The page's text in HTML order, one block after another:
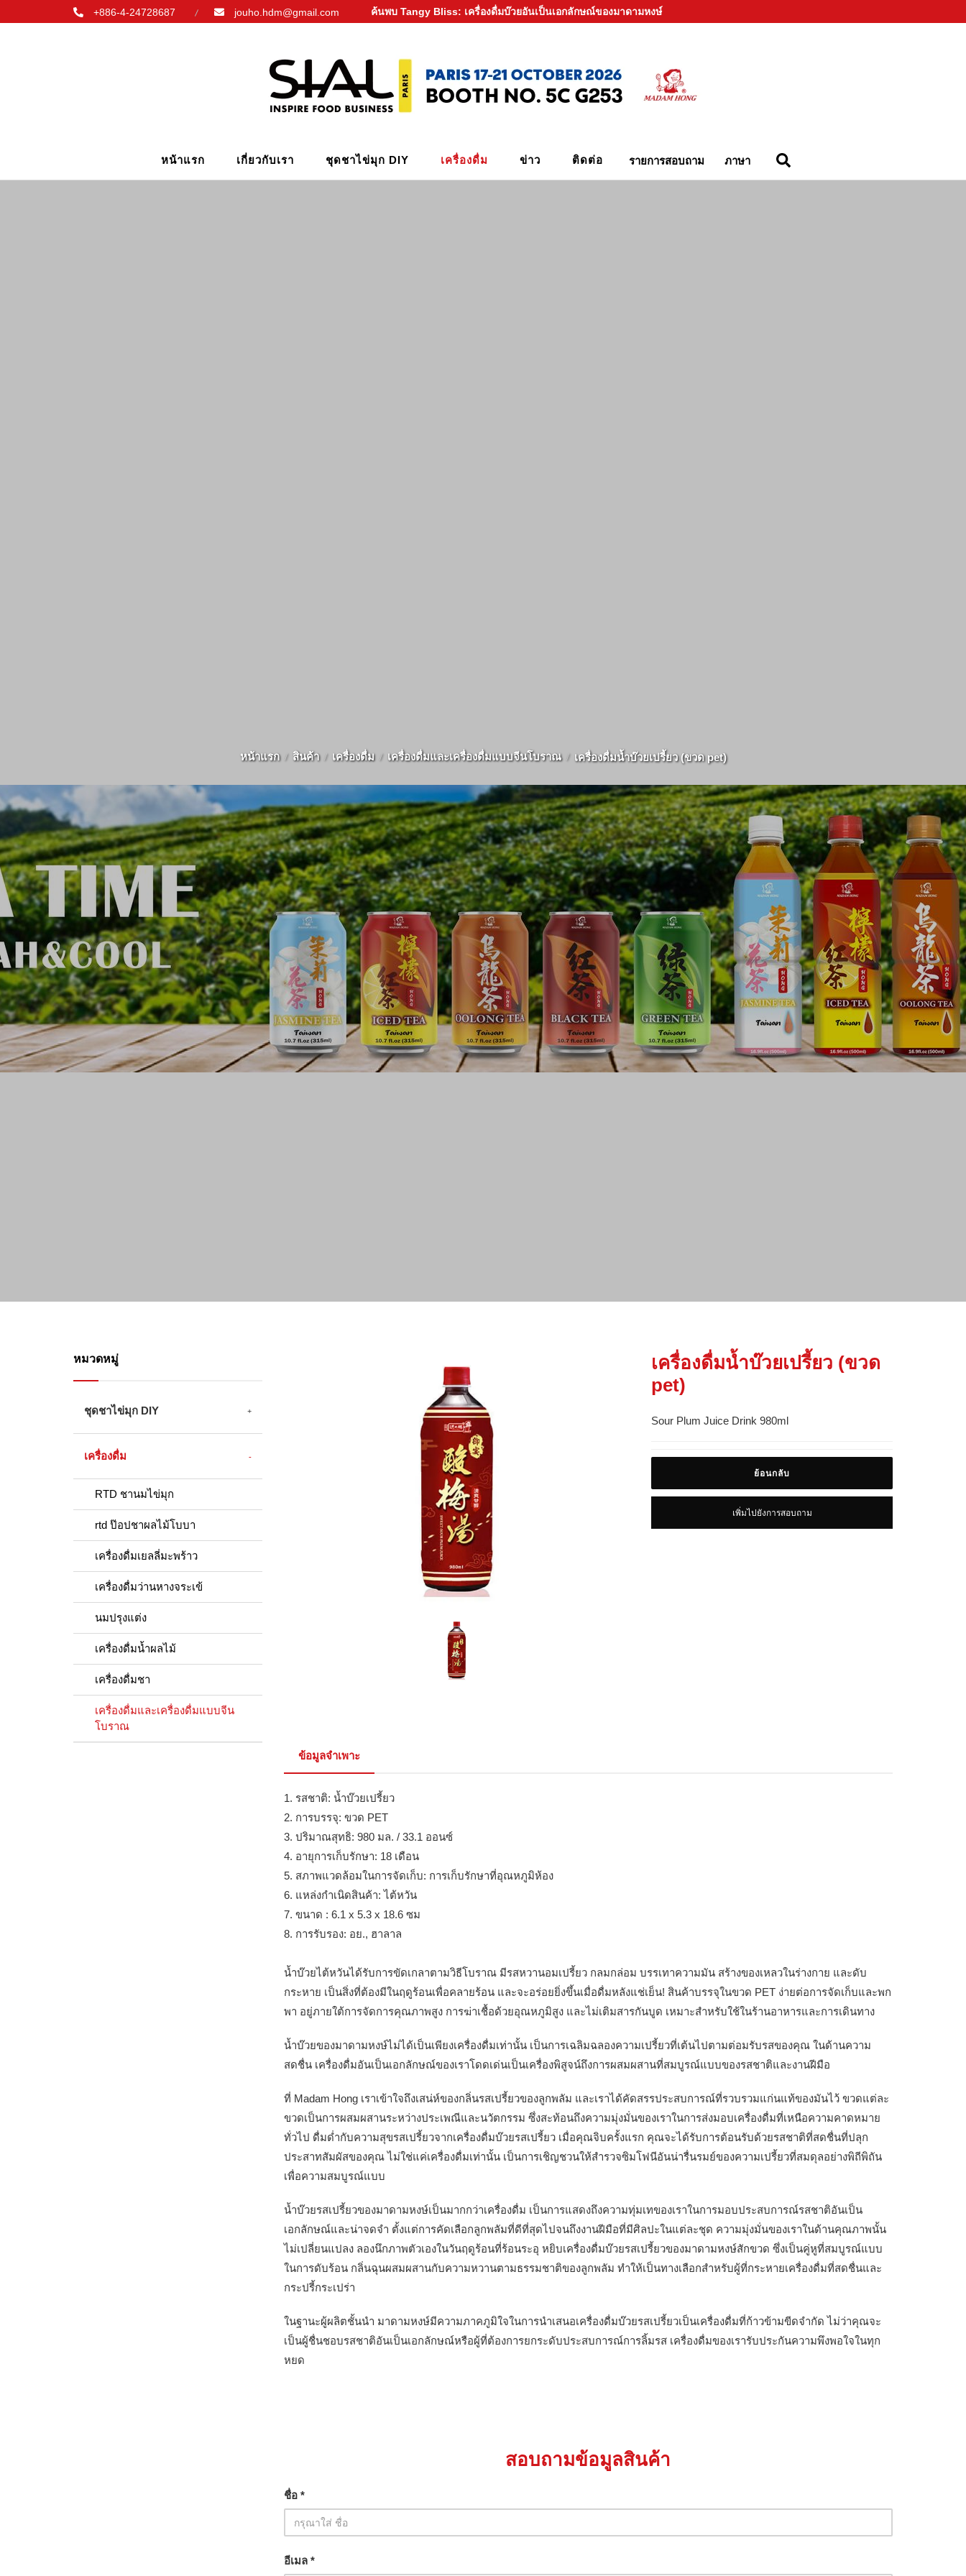
+886-4-24728687 jouho.hdm@gmail.com ค้นพบ Tangy Bliss: เครื่องดื่มบ๊วยอันเป็นเอกลักษณ์ของมาดามหงษ์
หน้าแรก เกี่ยวกับเรา ชุดชาไข่มุก DIY เครื่องดื่ม ข่าว ติดต่อ รายการสอบถาม ภาษา
หน้าแรก สินค้า เครื่องดื่ม เครื่องดื่มและเครื่องดื่มแบบจีนโบราณ เครื่องดื่มน้ำบ๊วยเปรี้ยว (ขวด pet)
หมวดหมู่
ชุดชาไข่มุก DIY
เครื่องดื่ม
RTD ชานมไข่มุก
rtd ป๊อปชาผลไม้โบบา
เครื่องดื่มเยลลี่มะพร้าว
เครื่องดื่มว่านหางจระเข้
นมปรุงแต่ง
เครื่องดื่มน้ำผลไม้
เครื่องดื่มชา
เครื่องดื่มและเครื่องดื่มแบบจีน
โบราณ
เครื่องดื่มน้ำบ๊วยเปรี้ยว (ขวด
pet)
Sour Plum Juice Drink 980ml
ย้อนกลับ
เพิ่มไปยังการสอบถาม
ข้อมูลจำเพาะ
1. รสชาติ: น้ำบ๊วยเปรี้ยว
2. การบรรจุ: ขวด PET
3. ปริมาณสุทธิ: 980 มล. / 33.1 ออนซ์
4. อายุการเก็บรักษา: 18 เดือน
5. สภาพแวดล้อมในการจัดเก็บ: การเก็บรักษาที่อุณหภูมิห้อง
6. แหล่งกำเนิดสินค้า: ไต้หวัน
7. ขนาด : 6.1 x 5.3 x 18.6 ซม
8. การรับรอง: อย., ฮาลาล
น้ำบ๊วยไต้หวันได้รับการขัดเกลาตามวิธีโบราณ มีรสหวานอมเปรี้ยว กลมกล่อม บรรเทาความมัน สร้างของเหลวในร่างกาย และดับ
กระหาย เป็นสิ่งที่ต้องมีในฤดูร้อนเพื่อคลายร้อน และจะอร่อยยิ่งขึ้นเมื่อดื่มหลังแช่เย็น! สินค้าบรรจุในขวด PET ง่ายต่อการจัดเก็บและพก
พา อยู่ภายใต้การจัดการคุณภาพสูง การฆ่าเชื้อด้วยอุณหภูมิสูง และไม่เติมสารกันบูด เหมาะสำหรับใช้ในร้านอาหารและการเดินทาง
น้ำบ๊วยของมาดามหงษ์ไม่ได้เป็นเพียงเครื่องดื่มเท่านั้น เป็นการเฉลิมฉลองความเปรี้ยวที่เต้นไปตามต่อมรับรสของคุณ ในด้านความ
สดชื่น เครื่องดื่มอันเป็นเอกลักษณ์ของเราโดดเด่นเป็นเครื่องพิสูจน์ถึงการผสมผสานที่สมบูรณ์แบบของรสชาติและงานฝีมือ
ที่ Madam Hong เราเข้าใจถึงเสน่ห์ของกลิ่นรสเปรี้ยวของลูกพลัม และเราได้คัดสรรประสบการณ์ที่รวบรวมแก่นแท้ของมันไว้ ขวดแต่ละ
ขวดเป็นการผสมผสานระหว่างประเพณีและนวัตกรรม ซึ่งสะท้อนถึงความมุ่งมั่นของเราในการส่งมอบเครื่องดื่มที่เหนือความคาดหมาย
ทั่วไป ดื่มด่ำกับความสุขรสเปรี้ยวจากเครื่องดื่มบ๊วยรสเปรี้ยว เมื่อคุณจิบครั้งแรก คุณจะได้รับการต้อนรับด้วยรสชาติที่สดชื่นที่ปลุก
ประสาทสัมผัสของคุณ ไม่ใช่แค่เครื่องดื่มเท่านั้น เป็นการเชิญชวนให้สำรวจซิมโฟนีอันน่ารื่นรมย์ของความเปรี้ยวที่สมดุลอย่างพิถีพิถัน
เพื่อความสมบูรณ์แบบ
น้ำบ๊วยรสเปรี้ยวของมาดามหงษ์เป็นมากกว่าเครื่องดื่ม เป็นการแสดงถึงความทุ่มเทของเราในการมอบประสบการณ์รสชาติอันเป็น
เอกลักษณ์และน่าจดจำ ตั้งแต่การคัดเลือกลูกพลัมที่ดีที่สุดไปจนถึงงานฝีมือที่มีศิลปะในแต่ละชุด ความมุ่งมั่นของเราในด้านคุณภาพนั้น
ไม่เปลี่ยนแปลง ลองนึกภาพตัวเองในวันฤดูร้อนที่ร้อนระอุ หยิบเครื่องดื่มบ๊วยรสเปรี้ยวของมาดามหงษ์สักขวด ซึ่งเป็นคู่หูที่สมบูรณ์แบบ
ในการดับร้อน กลิ่นฉุนผสมผสานกับความหวานตามธรรมชาติของลูกพลัม ทำให้เป็นทางเลือกสำหรับผู้ที่กระหายเครื่องดื่มที่สดชื่นและ
กระปรี้กระเปร่า
ในฐานะผู้ผลิตชั้นนำ มาดามหงษ์มีความภาคภูมิใจในการนำเสนอเครื่องดื่มบ๊วยรสเปรี้ยวเป็นเครื่องดื่มที่ก้าวข้ามขีดจำกัด ไม่ว่าคุณจะ
เป็นผู้ชื่นชอบรสชาติอันเป็นเอกลักษณ์หรือผู้ที่ต้องการยกระดับประสบการณ์การลิ้มรส เครื่องดื่มของเรารับประกันความพึงพอใจในทุก
หยด
สอบถามข้อมูลสินค้า
ชื่อ *
อีเมล *